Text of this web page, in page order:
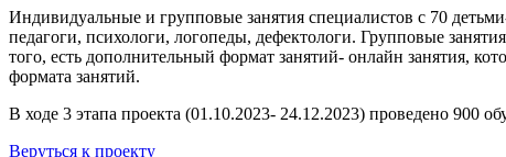
Индивидуальные и групповые занятия специалистов с 70
педагоги, психологи, логопеды, дефектологи. Групповые
того, есть дополнительный формат занятий- онлайн занятия,
формата занятий.
В ходе 3 этапа проекта (01.10.2023- 24.12.2023) проведено 900
Веруться к проекту